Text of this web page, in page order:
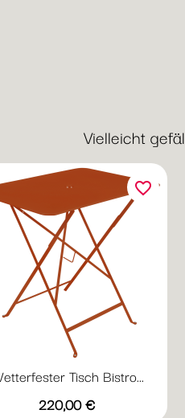
Vielleicht
Tisch Bistro...
Preis
220,00 €
Vorschau
AbyssblauAcapulcoblau
Anthrazit
Chili Gewittergrau
favorite_border